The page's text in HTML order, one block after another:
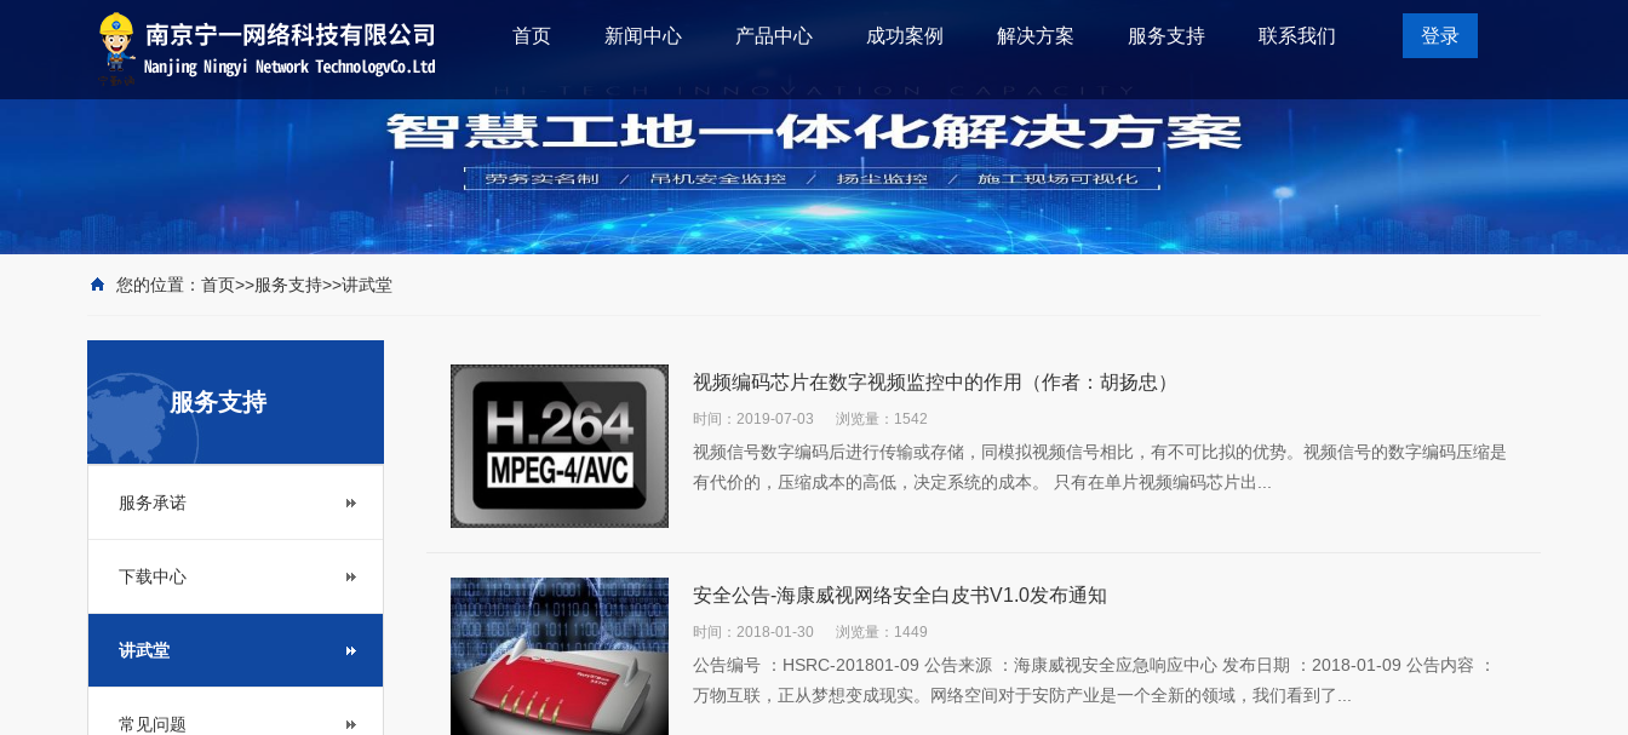
首页 新闻中心 产品中心 成功案例 解决方案 服务支持 联系我们 登录
您的位置： 首页>>服务支持>>讲武堂
服务支持
服务承诺
下载中心
讲武堂
常见问题
视频编码芯片在数字视频监控中的作用（作者：胡扬忠）
时间：2019-07-03 浏览量：1542
视频信号数字编码后进行传输或存储，同模拟视频信号相比，有不可比拟的优势。视频信号的数字编码压缩是
有代价的，压缩成本的高低，决定系统的成本。 只有在单片视频编码芯片出...
安全公告-海康威视网络安全白皮书V1.0发布通知
时间：2018-01-30 浏览量：1449
公告编号 ：HSRC-201801-09 公告来源 ：海康威视安全应急响应中心 发布日期 ：2018-01-09 公告内容 ：
万物互联，正从梦想变成现实。网络空间对于安防产业是一个全新的领域，我们看到了...